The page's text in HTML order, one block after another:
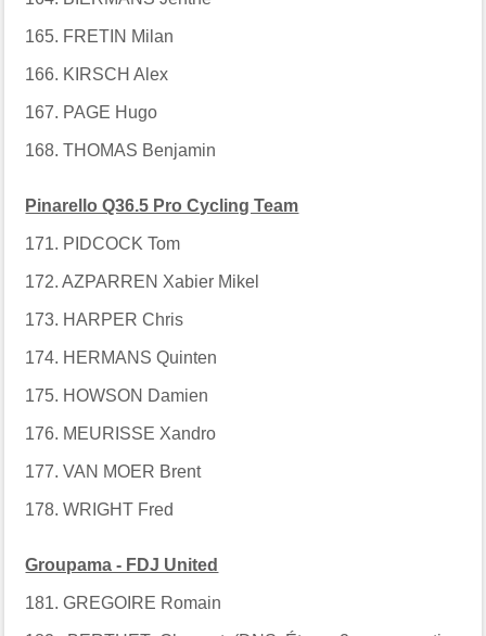
165. FRETIN Milan
166. KIRSCH Alex
167. PAGE Hugo
168. THOMAS Benjamin
Pinarello Q36.5 Pro Cycling Team
171. PIDCOCK Tom
172. AZPARREN Xabier Mikel
173. HARPER Chris
174. HERMANS Quinten
175. HOWSON Damien
176. MEURISSE Xandro
177. VAN MOER Brent
178. WRIGHT Fred
Groupama - FDJ United
181. GREGOIRE Romain